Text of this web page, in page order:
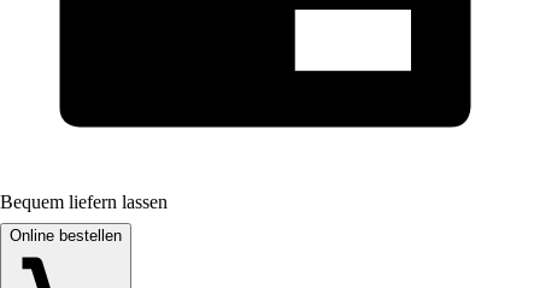
Bequem liefern lassen
Online bestellen